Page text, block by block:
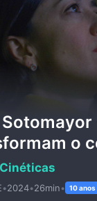
o
Cinéticas
•2024•26min• 10 anos